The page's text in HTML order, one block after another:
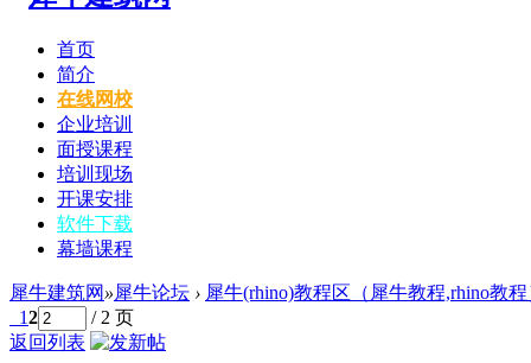
首页
简介
在线网校
企业培训
面授课程
培训现场
开课安排
软件下载
幕墙课程
犀牛建筑网 »犀牛论坛 › 犀牛(rhino)教程区（犀牛教程,rhino教
12
/ 2 页
返回列表